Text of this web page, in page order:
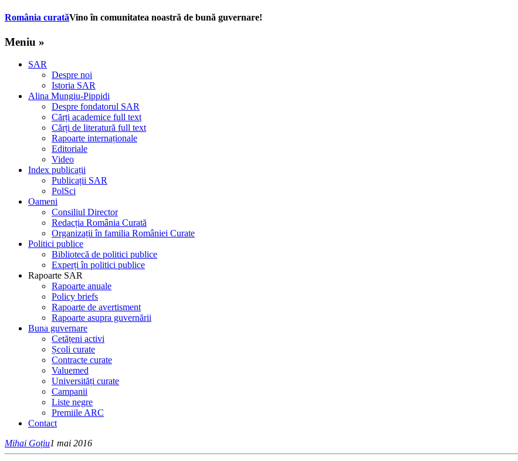
România curatăVino în comunitatea noastră de bună guvernare!
Meniu »
SAR
Despre noi
Istoria SAR
Alina Mungiu-Pippidi
Despre fondatorul SAR
Cărți academice full text
Cărți de literatură full text
Rapoarte internaționale
Editoriale
Video
Index publicații
Publicații SAR
PolSci
Oameni
Consiliul Director
Redacția România Curată
Organizații în familia României Curate
Politici publice
Bibliotecă de politici publice
Experți în politici publice
Rapoarte SAR
Rapoarte anuale
Policy briefs
Rapoarte de avertisment
Rapoarte asupra guvernării
Buna guvernare
Cetățeni activi
Școli curate
Contracte curate
Valuemed
Universități curate
Campanii
Liste negre
Premiile ARC
Contact
Mihai Goțiu1 mai 2016